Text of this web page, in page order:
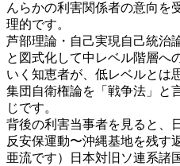
んらかの利害関係者の意向を
理的です。
芦部理論・自己実現自己統治
と図式化して中レベル階層へ
いく知恵者が、低レベルとは
集団自衛権論を「戦争法」と
じです。
背後の利害当事者を見ると、
反安保運動〜沖縄基地を残す
亜流です）日本対旧ソ連系諸